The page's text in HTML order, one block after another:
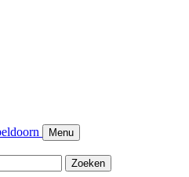
Menu
Zoeken